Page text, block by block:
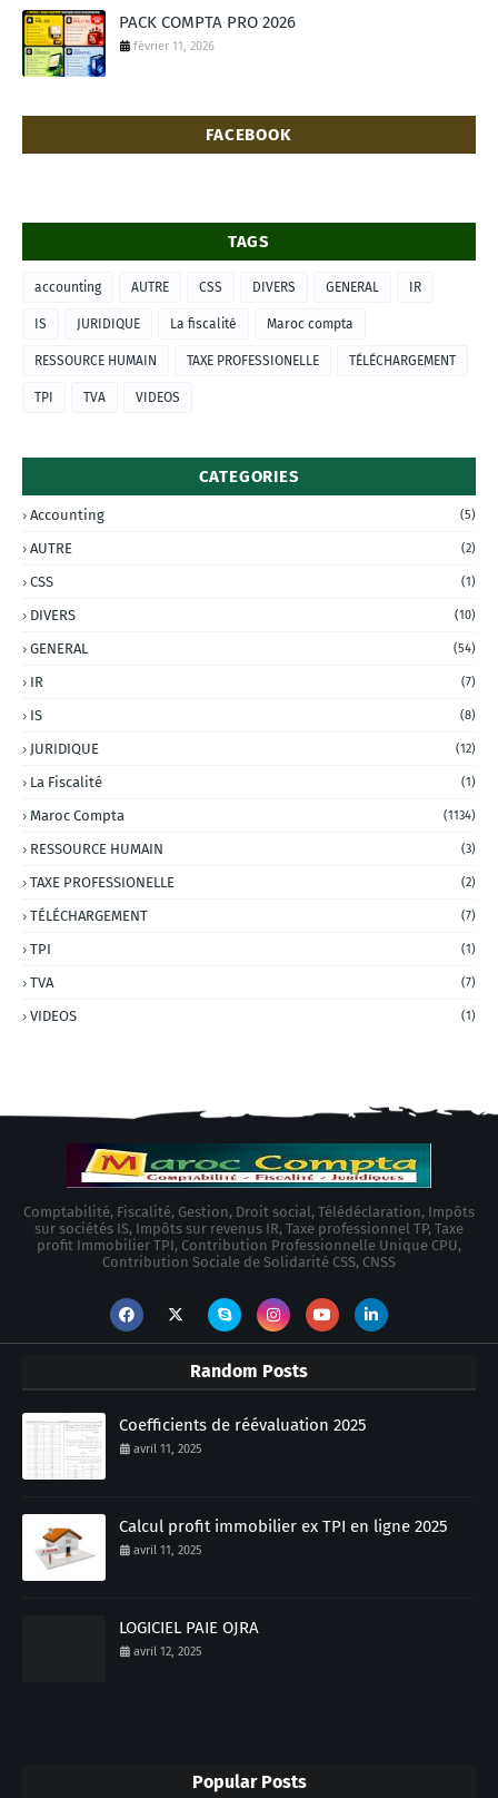
PACK COMPTA PRO 2026
février 11, 2026
FACEBOOK
TAGS
accounting AUTRE CSS DIVERS GENERAL IR
IS JURIDIQUE La fiscalité Maroc compta
RESSOURCE HUMAIN TAXE PROFESSIONELLE TÉLÉCHARGEMENT
TPI TVA VIDEOS
CATEGORIES
Accounting (5)
AUTRE (2)
CSS (1)
DIVERS (10)
GENERAL (54)
IR (7)
IS (8)
JURIDIQUE (12)
La Fiscalité (1)
Maroc Compta (1134)
RESSOURCE HUMAIN (3)
TAXE PROFESSIONELLE (2)
TÉLÉCHARGEMENT (7)
TPI (1)
TVA (7)
VIDEOS (1)
Comptabilité, Fiscalité, Gestion, Droit social, Télédéclaration, Impôts
sur sociétés IS, Impôts sur revenus IR, Taxe professionnel TP, Taxe
profit Immobilier TPI, Contribution Professionnelle Unique CPU,
Contribution Sociale de Solidarité CSS, CNSS
Random Posts
Coefficients de réévaluation 2025
avril 11, 2025
Calcul profit immobilier ex TPI en ligne 2025
avril 11, 2025
LOGICIEL PAIE OJRA
avril 12, 2025
Popular Posts